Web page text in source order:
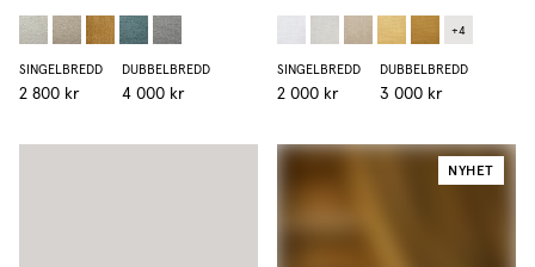
SINGELBREDD
2 800 kr
DUBBELBREDD
4 000 kr
+4
SINGELBREDD
2 000 kr
DUBBELBREDD
3 000 kr
NYHET